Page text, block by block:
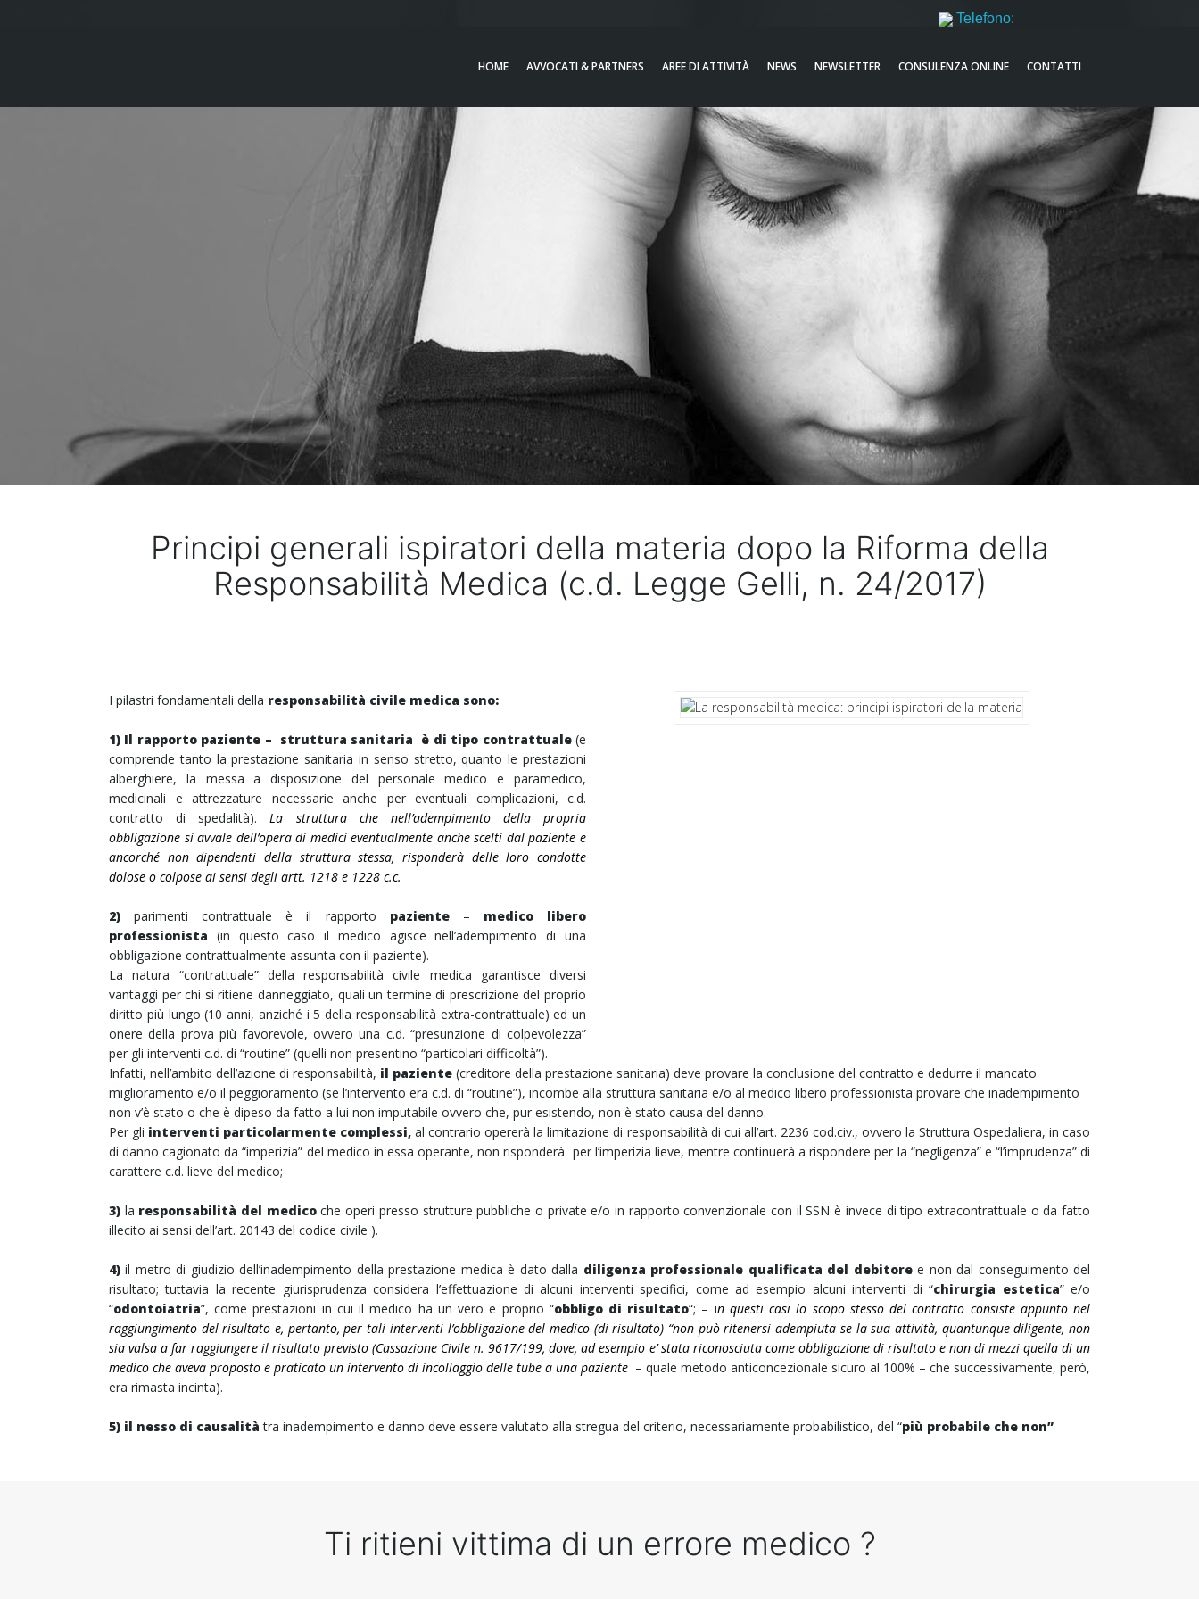
Telefono:
HOME
AVVOCATI & PARTNERS AREE DI ATTIVITÀ NEWS NEWSLETTER CONSULENZA ONLINE CONTATTI
Principi generali ispiratori della materia dopo la Riforma della
Responsabilità Medica (c.d. Legge Gelli, n. 24/2017)
I pilastri fondamentali della responsabilità civile medica sono:
1) Il rapporto paziente – struttura sanitaria è di tipo contrattuale(e
comprende tanto la prestazione sanitaria in senso stretto, quanto le prestazioni
alberghiere, la messa a disposizione del personale medico e paramedico,
medicinali e attrezzature necessarie anche per eventuali complicazioni, c.d.
contratto di spedalità).La struttura che nell’adempimento della propria
obbligazione si avvale dell’opera di medici eventualmente anche scelti dal paziente e
ancorché non dipendenti della struttura stessa, risponderà delle loro condotte
dolose o colpose ai sensi degli artt. 1218 e 1228 c.c.
2)parimenti contrattuale è il rapporto paziente– medico libero
professionista (in questo caso il medico agisce nell’adempimento di una
obbligazione contrattualmente assunta con il paziente).
La natura “contrattuale” della responsabilità civile medica garantisce diversi
vantaggi per chi si ritiene danneggiato, quali un termine di prescrizione del proprio
diritto più lungo (10 anni, anziché i 5 della responsabilità extra-contrattuale) ed un
onere della prova più favorevole, ovvero una c.d. “presunzione di colpevolezza”
per gli interventi c.d. di “routine” (quelli non presentino “particolari difficoltà”).
Infatti, nell’ambito dell’azione di responsabilità, il paziente (creditore della prestazione sanitaria) deve provare la conclusione del contratto e dedurre il mancato
miglioramento e/o il peggioramento (se l’intervento era c.d. di “routine”), incombe alla struttura sanitaria e/o al medico libero professionista provare che inadempimento
non v’è stato o che è dipeso da fatto a lui non imputabile ovvero che, pur esistendo, non è stato causa del danno.
Per gli interventi particolarmente complessi, al contrario opererà la limitazione di responsabilità di cui all’art. 2236 cod.civ., ovvero la Struttura Ospedaliera, in caso
di danno cagionato da “imperizia” del medico in essa operante, non risponderà per l’imperizia lieve, mentre continuerà a rispondere per la “negligenza” e “l’imprudenza” di
carattere c.d. lieve del medico;
3) la responsabilità del medicoche operi presso strutture pubbliche o private e/o in rapporto convenzionale con il SSN è invece di tipo extracontrattuale o da fatto
illecito ai sensi dell’art. 20143 del codice civile ).
4) il metro di giudizio dell’inadempimento della prestazione medica è dato dalla diligenza professionale qualificata del debitoree non dal conseguimento del
risultato; tuttavia la recente giurisprudenza considera l’effettuazione di alcuni interventi specifici, come ad esempio alcuni interventi di “chirurgia estetica” e/o
“odontoiatria”, come prestazioni in cui il medico ha un vero e proprio “obbligo di risultato“; – in questi casi lo scopo stesso del contratto consiste appunto nel
raggiungimento del risultato e, pertanto, per tali interventi l’obbligazione del medico (di risultato) “non può ritenersi adempiuta se la sua attività, quantunque diligente, non
sia valsa a far raggiungere il risultato previsto (Cassazione Civile n. 9617/199, dove, ad esempio e’ stata riconosciuta come obbligazione di risultato e non di mezzi quella di un
medico che aveva proposto e praticato un intervento di incollaggio delle tube a una paziente – quale metodo anticoncezionale sicuro al 100% – che successivamente, però,
era rimasta incinta).
5) il nesso di causalità tra inadempimento e danno deve essere valutato alla stregua del criterio, necessariamente probabilistico, del “più probabile che non”
Ti ritieni vittima di un errore medico ?